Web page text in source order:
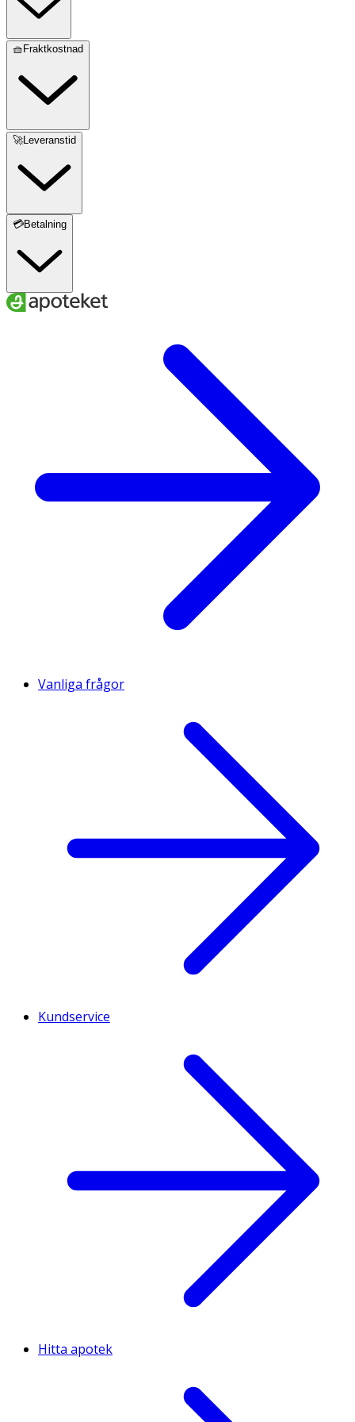
100 % naturligt ultraraffinerat lanolin USP/EP1, inga
tillsatser eller konserveringsmedel. USP: U.S.
Pharmacopoeia; EP: European Pharmacopoeial
🧺Fraktkostnad
🚀Leveranstid
💳Betalning
Vanliga frågor
Kundservice
Hitta apotek